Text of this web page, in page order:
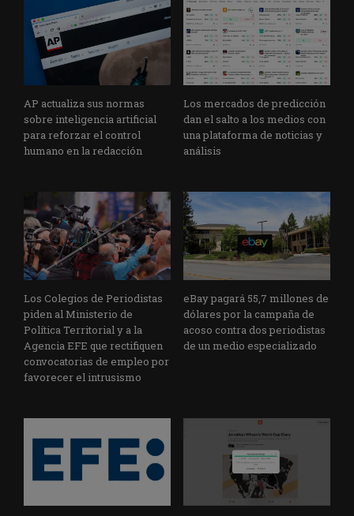
AP actualiza sus normas
sobre inteligencia artificial
para reforzar el control
humano en la redacción
Los mercados de predicción
dan el salto a los medios con
una plataforma de noticias y
análisis
Los Colegios de Periodistas
piden al Ministerio de
Política Territorial y a la
Agencia EFE que rectifiquen
convocatorias de empleo por
favorecer el intrusismo
eBay pagará 55,7 millones de
dólares por la campaña de
acoso contra dos periodistas
de un medio especializado